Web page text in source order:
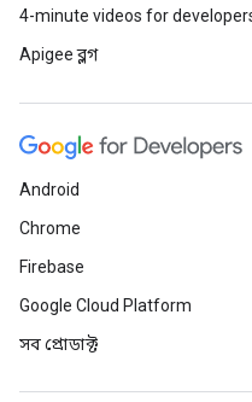
4-minute videos for
Apigee ব্লগ
Android
Chrome
Firebase
Google Cloud Platform
সব প্রোডাক্ট